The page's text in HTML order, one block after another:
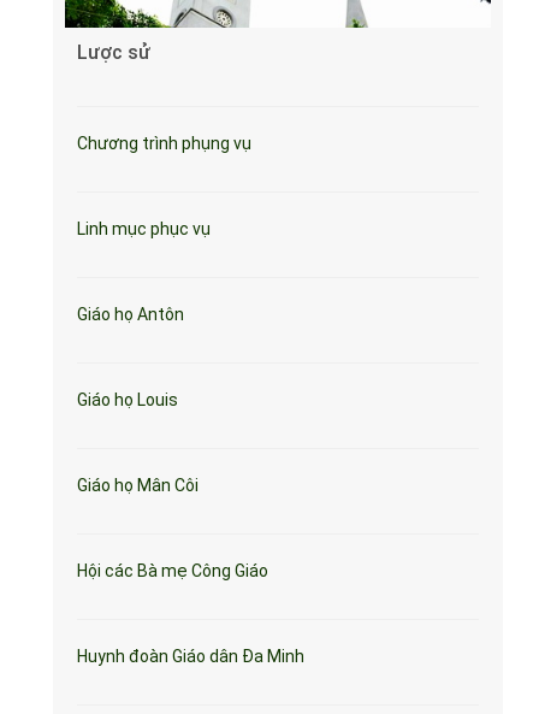
Lược sử
Chương trình phụng vụ
Linh mục phục vụ
Giáo họ Antôn
Giáo họ Louis
Giáo họ Mân Côi
Hội các Bà mẹ Công Giáo
Huynh đoàn Giáo dân Đa Minh